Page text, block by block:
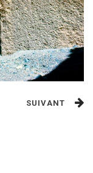
SUIVANT